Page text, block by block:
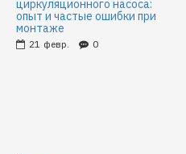
циркуляционного насоса:
опыт и частые ошибки при
монтаже
21 февр. 0